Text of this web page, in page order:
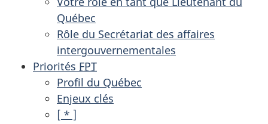
Québec
Rôle du Secrétariat des affaires
intergouvernementales
Priorités FPT
Profil du Québec
Enjeux clés
[ * ]